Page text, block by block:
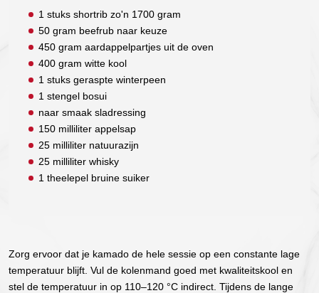
1 stuks shortrib zo'n 1700 gram
50 gram beefrub naar keuze
450 gram aardappelpartjes uit de oven
400 gram witte kool
1 stuks geraspte winterpeen
1 stengel bosui
naar smaak sladressing
150 milliliter appelsap
25 milliliter natuurazijn
25 milliliter whisky
1 theelepel bruine suiker
Zorg ervoor dat je kamado de hele sessie op een constante lage
temperatuur blijft. Vul de kolenmand goed met kwaliteitskool en
stel de temperatuur in op 110–120 °C indirect. Tijdens de lange